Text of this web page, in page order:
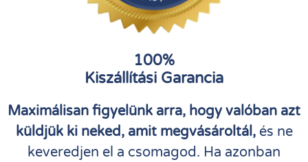
100%
Kiszállítási Garancia
Maximálisan figyelünk arra, hogy valóban azt
küldjük ki neked, amit megvásároltál, és ne
keveredjen el a csomagod. Ha azonban